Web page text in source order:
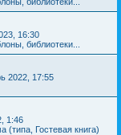
16:30
библиотеки...
2022, 17:55
1:46
(типа, Гостевая книга)